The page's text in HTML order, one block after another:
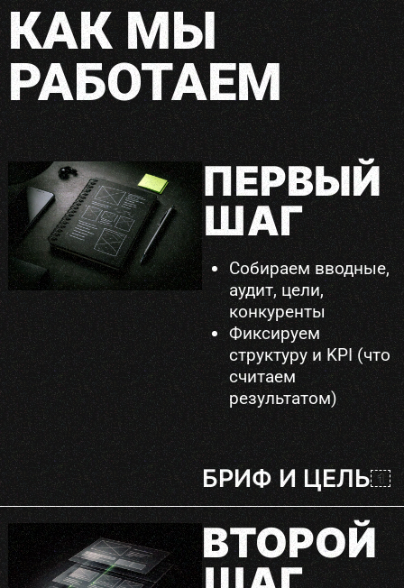
КАК МЫ
РАБОТАЕМ
ПЕРВЫЙ
ШАГ
Собираем вводные,
аудит, цели,
конкуренты
Фиксируем
структуру и KPI (что
считаем
результатом)
БРИФ И ЦЕЛЬ
ВТОРОЙ